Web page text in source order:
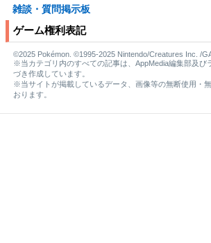
雑談・質問掲示板
ゲーム権利表記
©2025 Pokémon. ©1995-2025 Nintendo/Creatures Inc. /
※当カテゴリ内のすべての記事は、AppMedia編集部及び
づき作成しています。
※当サイトが掲載しているデータ、画像等の無断使用・
おります。